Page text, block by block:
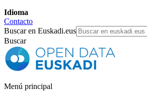
Idioma
Contacto
Buscar en Euskadi.eus
Buscar
Menú principal